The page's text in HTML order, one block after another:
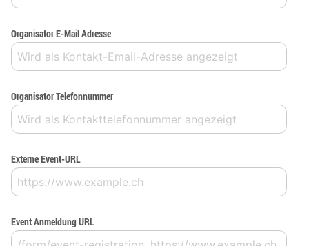
Organisator E-Mail Adresse
Organisator Telefonnummer
Externe Event-URL
Event Anmeldung URL